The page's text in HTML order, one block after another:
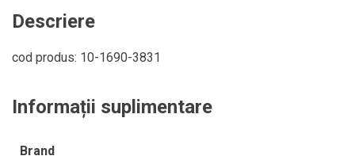
Descriere
cod produs: 10-1690-3831
Informații suplimentare
Brand